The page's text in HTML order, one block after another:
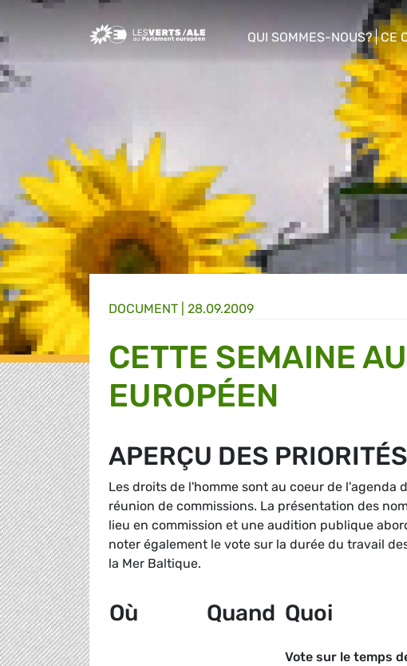
Greens/EFA Home
QUI SOMMES-NOUS?
show/hide sub menu
CE
DOCUMENT 28.09.2009
CETTE SEMAINE
EUROPÉEN
APERÇU DES
Les droits de l'homme sont au coeur de
réunion de commissions. La présentation des
lieu en commission et une audition publique
noter également le vote sur la durée du travail
la Mer Baltique.
Où Quand Quoi
Vote sur le temps